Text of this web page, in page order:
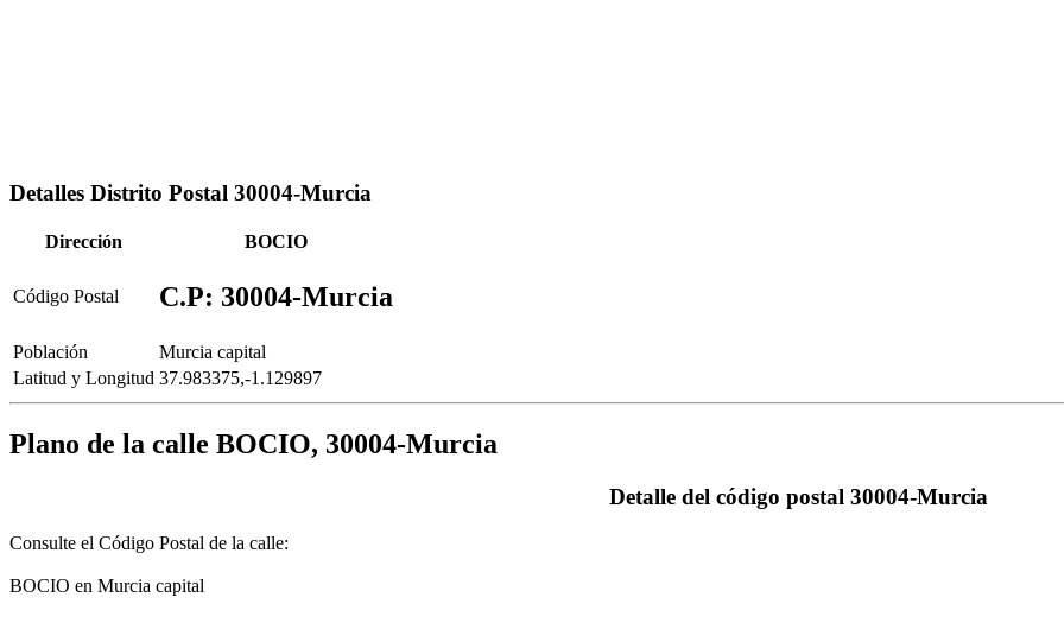
Detalles Distrito Postal 30004-Murcia
Dirección BOCIO
Código Postal C.P: 30004-Murcia
Población
Murcia capital
Latitud y Longitud 37.983375,-1.129897
Plano de la calle BOCIO, 30004-Murcia
Detalle del código postal 30004-Murcia
Consulte el Código Postal de la calle:
BOCIO en Murcia capital